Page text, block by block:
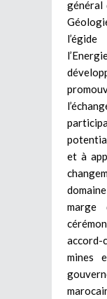
général
et à
marge
mines